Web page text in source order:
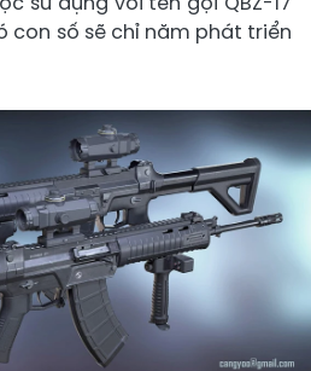
con số sẽ chỉ năm phát triển